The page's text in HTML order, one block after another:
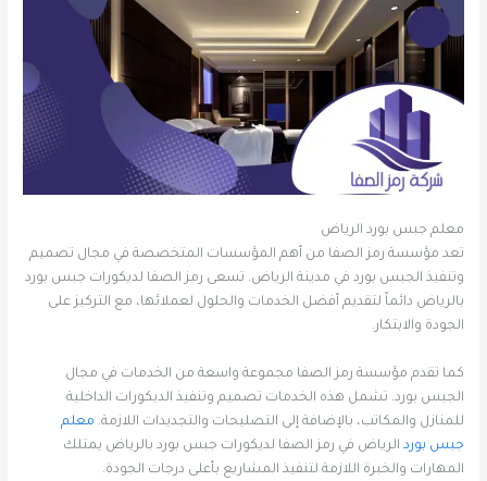
معلم جبس بورد الرياض
تعد مؤسسة رمز الصفا من أهم المؤسسات المتخصصة في مجال تصميم
وتنفيذ الجبس بورد في مدينة الرياض. تسعى رمز الصفا لديكورات جبس بورد
بالرياض دائماً لتقديم أفضل الخدمات والحلول لعملائها، مع التركيز على
الجودة والابتكار.
كما تقدم مؤسسة رمز الصفا مجموعة واسعة من الخدمات في مجال
الجبس بورد. تشمل هذه الخدمات تصميم وتنفيذ الديكورات الداخلية
للمنازل والمكاتب، بالإضافة إلى التصليحات والتجديدات اللازمة. معلم
جبس بورد الرياض في رمز الصفا لديكورات جبس بورد بالرياض يمتلك
المهارات والخبرة اللازمة لتنفيذ المشاريع بأعلى درجات الجودة.